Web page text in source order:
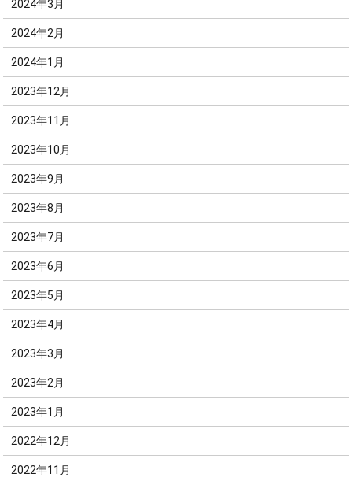
2024年3月
2024年2月
2024年1月
2023年12月
2023年11月
2023年10月
2023年9月
2023年8月
2023年7月
2023年6月
2023年5月
2023年4月
2023年3月
2023年2月
2023年1月
2022年12月
2022年11月